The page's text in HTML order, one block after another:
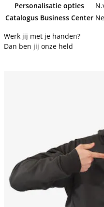
Personalisatie opties
Catalogus Business Center
Werk jij met je handen?
Dan ben jij onze held